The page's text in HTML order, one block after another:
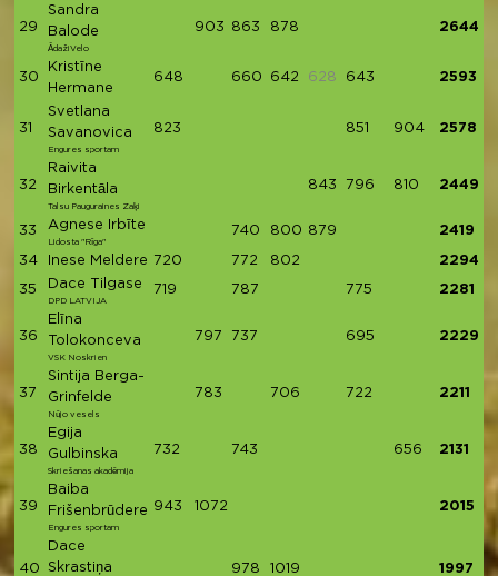
29
Sandra
Balode
ĀdažiVelo
903 863 878 2644
30
Kristīne
Hermane
648 660 642 628 643 2593
31
Svetlana
Savanovica
Engures sportam
823 851 904 2578
32
Raivita
Birkentāla
Talsu Pauguraines Zaķi
843 796 810 2449
33 Agnese Irbīte
Lidosta "Rīga"
740 800 879 2419
34 Inese Meldere 720 772 802 2294
35 Dace Tilgase
DPD LATVIJA
719 787 775 2281
36
Elīna
Tolokonceva
VSK Noskrien
797 737 695 2229
37
Sintija Berga-
Grinfelde
Nūjo vesels
783 706 722 2211
38
Egija
Gulbinska
Skriešanas akadēmija
732 743 656 2131
39
Baiba
Frišenbrūdere
Engures sportam
943 1072 2015
40
Dace
Skrastiņa
978 1019 1997